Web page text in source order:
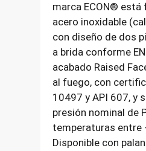
marca ECON® está
acero inoxidable
con diseño de dos
a brida conforme
acabado Raised
al fuego, con
10497 y API 607, y
presión nominal de
temperaturas entre
Disponible con